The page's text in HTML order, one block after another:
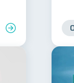
Deudas